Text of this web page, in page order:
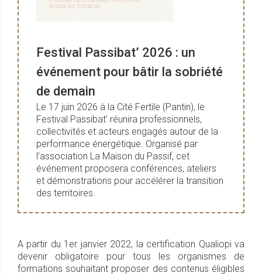
Festival Passibat’ 2026 : un
événement pour bâtir la sobriété
de demain
Le 17 juin 2026 à la Cité Fertile (Pantin), le
Festival Passibat’ réunira professionnels,
collectivités et acteurs engagés autour de la
performance énergétique. Organisé par
l’association La Maison du Passif, cet
événement proposera conférences, ateliers
et démonstrations pour accélérer la transition
des territoires.
A partir du 1er janvier 2022, la certification Qualiopi va
devenir obligatoire pour tous les organismes de
formations souhaitant proposer des contenus éligibles